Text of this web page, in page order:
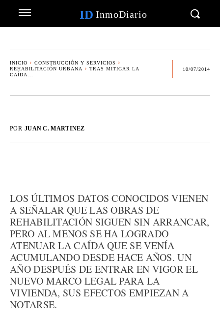
ID InmoDiario
INICIO
CONSTRUCCIÓN Y SERVICIOS
REHABILITACIÓN URBANA
TRAS MITIGAR LA
CAÍDA...
10/07/2014
POR JUAN C. MARTINEZ
LOS ÚLTIMOS DATOS CONOCIDOS VIENEN
A SEÑALAR QUE LAS OBRAS DE
REHABILITACIÓN SIGUEN SIN ARRANCAR,
PERO AL MENOS SE HA LOGRADO
ATENUAR LA CAÍDA QUE SE VENÍA
ACUMULANDO DESDE HACE AÑOS. UN
AÑO DESPUÉS DE ENTRAR EN VIGOR EL
NUEVO MARCO LEGAL PARA LA
VIVIENDA, SUS EFECTOS EMPIEZAN A
NOTARSE.